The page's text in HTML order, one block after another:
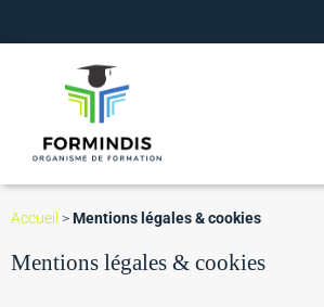
Accueil >Mentions légales & cookies
Mentions légales & cookies